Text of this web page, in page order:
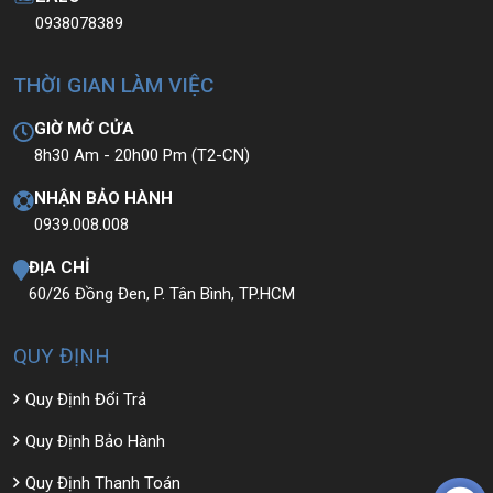
0938078389
THỜI GIAN LÀM VIỆC
GIỜ MỞ CỬA
8h30 Am - 20h00 Pm (T2-CN)
NHẬN BẢO HÀNH
0939.008.008
ĐỊA CHỈ
60/26 Đồng Đen, P. Tân Bình, TP.HCM
QUY ĐỊNH
Quy Định Đổi Trả
Quy Định Bảo Hành
Quy Định Thanh Toán